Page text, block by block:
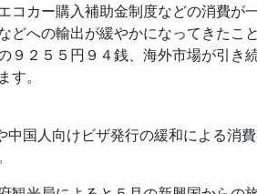
カー購入補助金制度などの消費が
への輸出が緩やかになってきたこ
２５５円９４銭、海外市場が引き
。
国人向けビザ発行の緩和による消